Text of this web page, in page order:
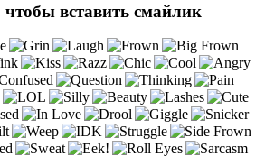
вставить смайлик